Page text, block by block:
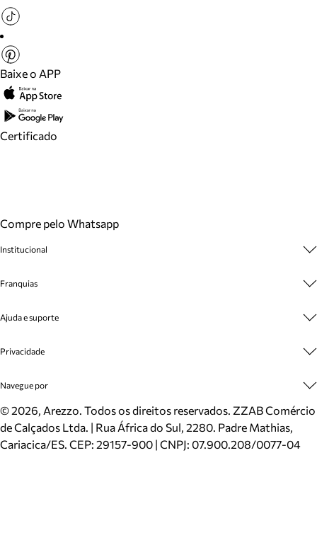
Baixe o APP
Certificado
Compre pelo Whatsapp
Institucional
Cashback
Venda Corporativa
Mapa do Site
Inverno
Mundo Arezzo
Franquias
Plano de Negócio
Ajuda e suporte
Cadastro
Meus Pedidos
Trocas e Devoluções
Cartão Presente
Localizador de lojas
Privacidade
Politica e Privacidade
Navegue por
Sapatos
Bolsas
Scarpins
©2026, Arezzo. Todos os direitos reservados. ZZAB Comércio
de Calçados Ltda. | Rua África do Sul, 2280. Padre Mathias,
Cariacica/ES. CEP: 29157-900 | CNPJ: 07.900.208/0077-04